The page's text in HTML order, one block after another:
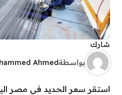
شارك
بواسطةAhmed